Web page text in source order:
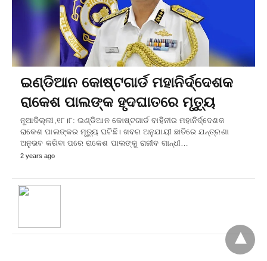
ଇଣ୍ଡିଆନ କୋଷ୍ଟଗାର୍ଡ ମହାନିର୍ଦ୍ଦେଶକ
ରାକେଶ ପାଲଙ୍କ ହୃଦଘାତରେ ମୃତ୍ୟୁ
ନୂଆଦିଲ୍ଲୀ,୧୮।୮: ଇଣ୍ଡିଆନ କୋଷ୍ଟଗାର୍ଡ ବାହିନୀର ମହାନିର୍ଦ୍ଦେଶକ
ରାକେଶ ପାଲଙ୍କର ମୃତ୍ୟୁ ଘଟିଛି। ଖବର ଅନୁଯାୟୀ ଛାତିରେ ଯନ୍ତ୍ରଣା
ଅନୁଭବ କରିବା ପରେ ରାକେଶ ପାଲଙ୍କୁ ରାଜୀବ ଗାନ୍ଧୀ…
2 years ago